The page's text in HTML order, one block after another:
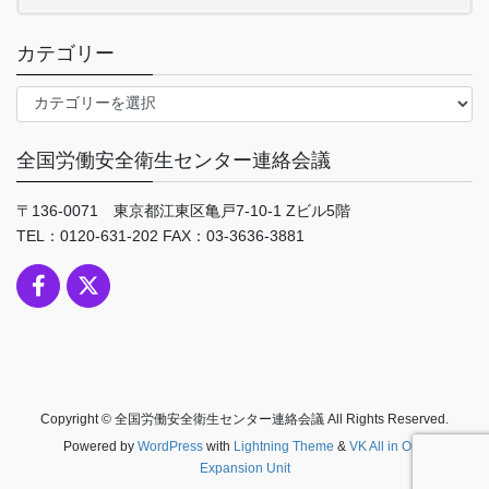
カテゴリー
テ
リ
ー
全国労働安全衛生センター連絡会議
〒136-0071 東京都江東区亀戸7-10-1 Zビル5階
TEL：0120-631-202 FAX：03-3636-3881
Copyright © 全国労働安全衛生センター連絡会議 All Rights Reserved.
Powered by WordPresswith Lightning Theme & VK All in One
Expansion Unit